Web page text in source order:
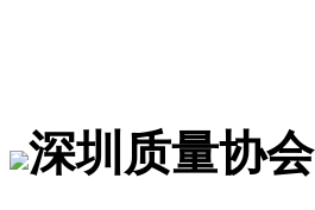
深圳质量协会